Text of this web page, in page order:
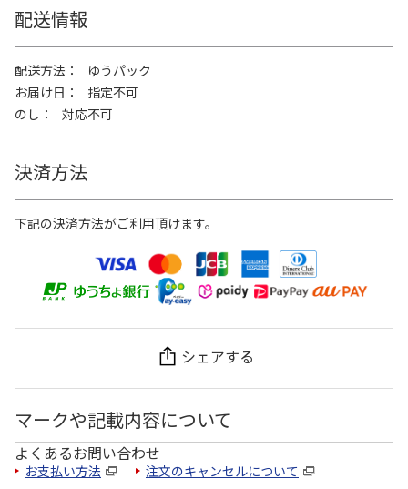
配送情報
配送方法
ゆうパック
お届け日
指定不可
のし
対応不可
決済方法
下記の決済方法がご利用頂けます。
シェアする
マークや記載内容について
よくあるお問い合わせ
お支払い方法 注文のキャンセルについて